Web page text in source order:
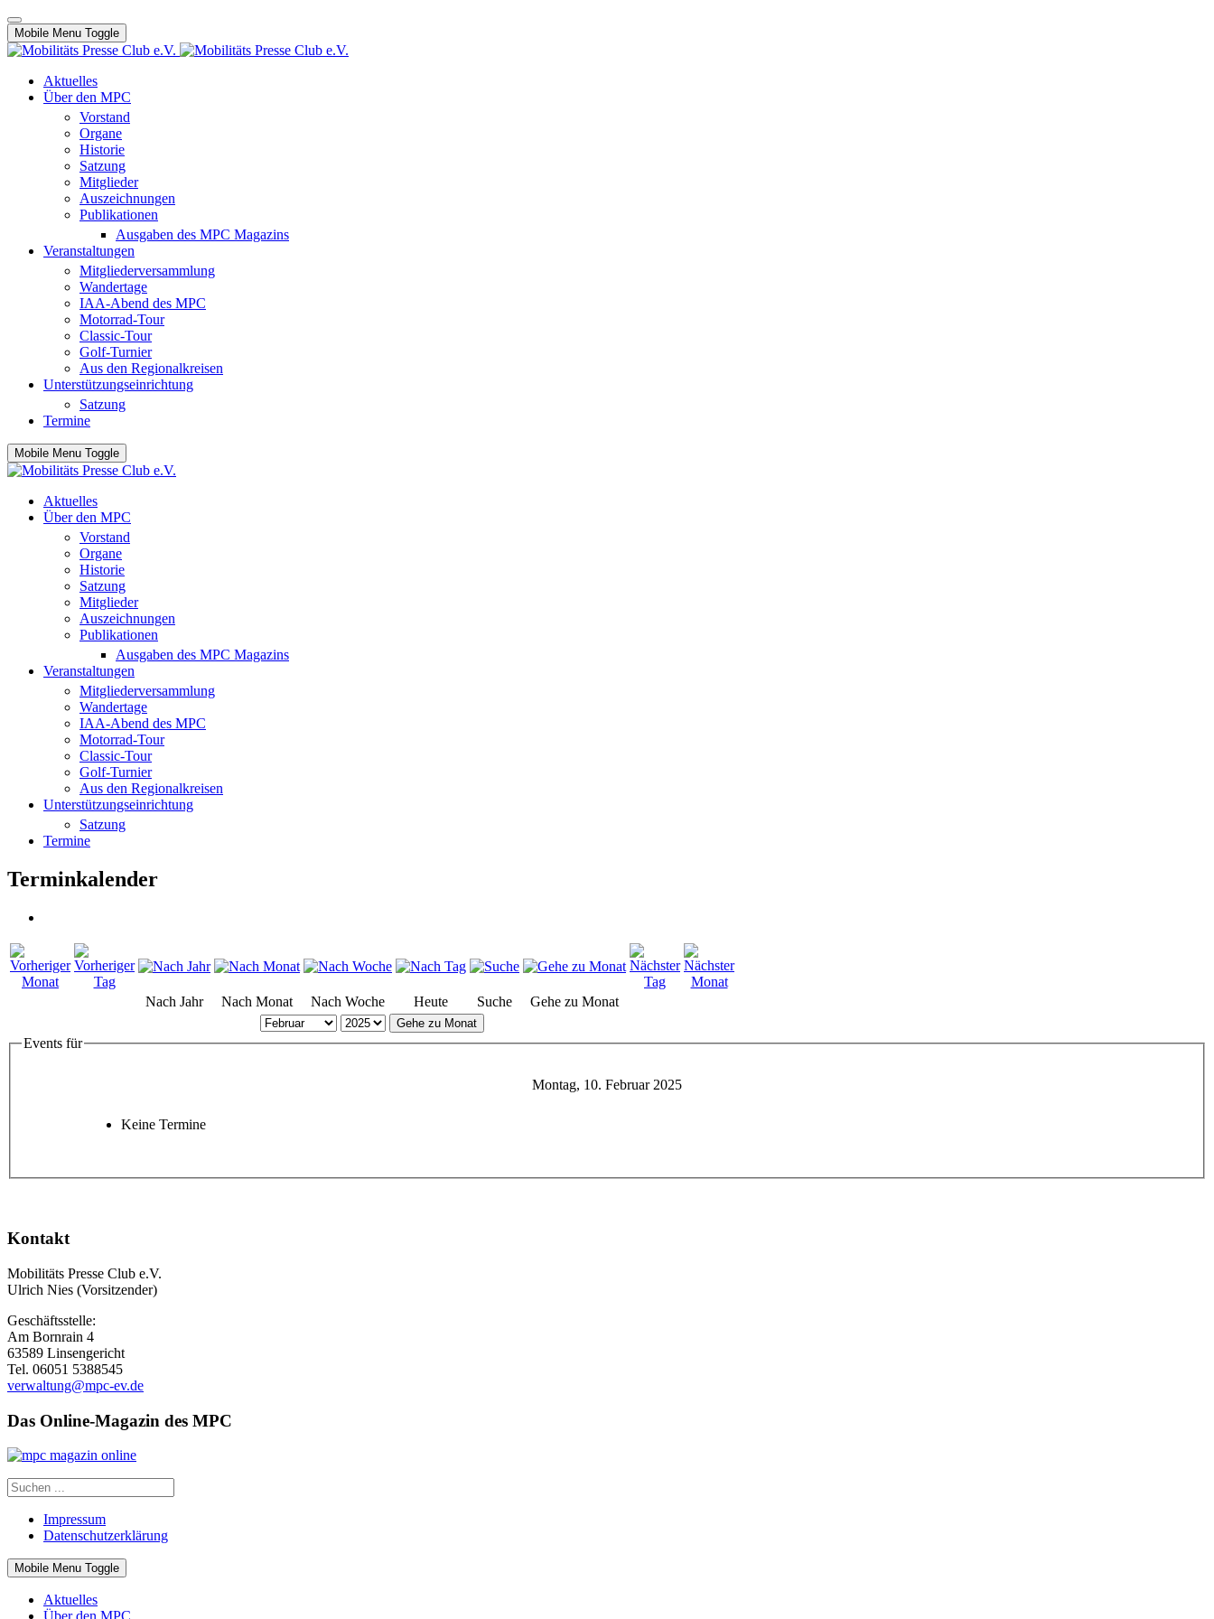
Mobile Menu Toggle
Aktuelles
Über den MPC
Vorstand
Organe
Historie
Satzung
Mitglieder
Auszeichnungen
Publikationen
Ausgaben des MPC Magazins
Veranstaltungen
Mitgliederversammlung
Wandertage
IAA-Abend des MPC
Motorrad-Tour
Classic-Tour
Golf-Turnier
Aus den Regionalkreisen
Unterstützungseinrichtung
Satzung
Termine
Mobile Menu Toggle
Aktuelles
Über den MPC
Vorstand
Organe
Historie
Satzung
Mitglieder
Auszeichnungen
Publikationen
Ausgaben des MPC Magazins
Veranstaltungen
Mitgliederversammlung
Wandertage
IAA-Abend des MPC
Motorrad-Tour
Classic-Tour
Golf-Turnier
Aus den Regionalkreisen
Unterstützungseinrichtung
Satzung
Termine
Terminkalender
Nach Jahr Nach Monat Nach Woche Heute Suche Gehe zu Monat
Gehe zu Monat
Events für
Montag, 10. Februar 2025
Keine Termine
Kontakt
Mobilitäts Presse Club e.V.
Ulrich Nies (Vorsitzender)
Geschäftsstelle:
Am Bornrain 4
63589 Linsengericht
Tel. 06051 5388545
verwaltung@mpc-ev.de
Das Online-Magazin des MPC
Impressum
Datenschutzerklärung
Mobile Menu Toggle
Aktuelles